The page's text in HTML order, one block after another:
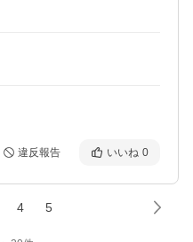
違反報告 いいね 0
4 5